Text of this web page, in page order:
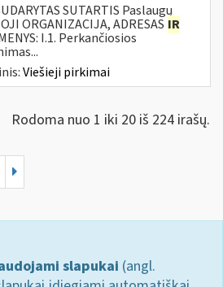
SUTARTIS Paslaugų
ORGANIZACIJA, ADRESAS IR
I.1. Perkančiosios
Viešieji pirkimai
Rodoma nuo 1 iki 20 iš 224 irašų.
slapukai (angl.